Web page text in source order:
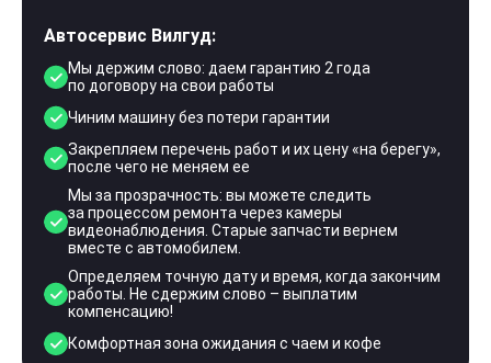
Автосервис Вилгуд:
Мы держим слово: даем гарантию 2 года
по договору на свои работы
Чиним машину без потери гарантии
Закрепляем перечень работ и их цену «на берегу»,
после чего не меняем ее
Мы за прозрачность: вы можете следить
за процессом ремонта через камеры
видеонаблюдения. Старые запчасти вернем
вместе с автомобилем.
Определяем точную дату и время, когда закончим
работы. Не сдержим слово – выплатим
компенсацию!
Комфортная зона ожидания с чаем и кофе